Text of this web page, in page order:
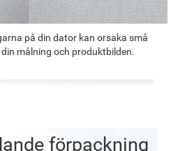
på din dator kan orsaka små
målning och produktbilden.
förpackning